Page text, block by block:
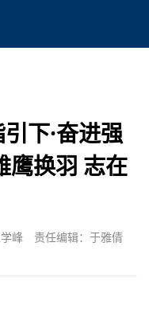
下·奋进强
鹰换羽 志在
峰
责任编辑：于雅倩